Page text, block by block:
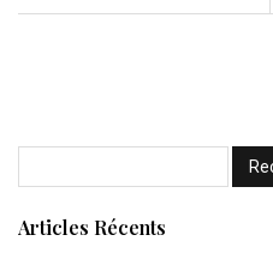
Articles Récents